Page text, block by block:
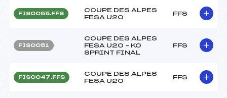
FIS0055.FFS
COUPE DES ALPES
FESA U20
FFS
FIS0051
COUPE DES ALPES
FESA U20 – KO
SPRINT FINAL
FFS
FIS0047.FFS
COUPE DES ALPES
FESA U20
FFS